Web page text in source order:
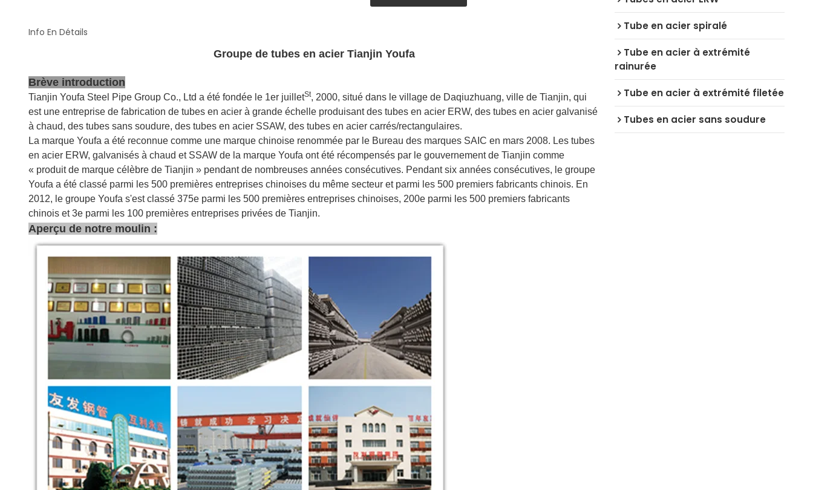
Info En Détails
Groupe de tubes en acier Tianjin Youfa
Brève introduction
Tianjin Youfa Steel Pipe Group Co., Ltd a été fondée le 1er juilletSt, 2000, situé dans le village de Daqiuzhuang, ville de Tianjin, qui
est une entreprise de fabrication de tubes en acier à grande échelle produisant des tubes en acier ERW, des tubes en acier galvanisé
à chaud, des tubes sans soudure, des tubes en acier SSAW, des tubes en acier carrés/rectangulaires.
La marque Youfa a été reconnue comme une marque chinoise renommée par le Bureau des marques SAIC en mars 2008. Les tubes
en acier ERW, galvanisés à chaud et SSAW de la marque Youfa ont été récompensés par le gouvernement de Tianjin comme
« produit de marque célèbre de Tianjin » pendant de nombreuses années consécutives. Pendant six années consécutives, le groupe
Youfa a été classé parmi les 500 premières entreprises chinoises du même secteur et parmi les 500 premiers fabricants chinois. En
2012, le groupe Youfa s'est classé 375e parmi les 500 premières entreprises chinoises, 200e parmi les 500 premiers fabricants
chinois et 3e parmi les 100 premières entreprises privées de Tianjin.
Aperçu de notre moulin :
Tube en acier spiralé
Tube en acier à extrémité
rainurée
Tube en acier à extrémité filetée
Tubes en acier sans soudure